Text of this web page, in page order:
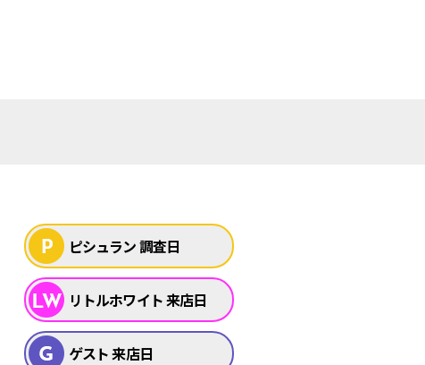
ピシュラン 調査日
リトルホワイト 来店日
ゲスト 来店日